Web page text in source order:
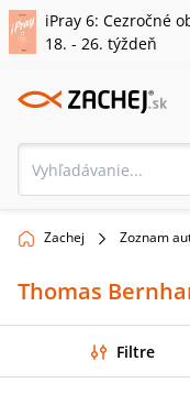
iPray 6: Cezročné
18. - 26. týždeň
Zachej Zoznam
Thomas
Filtre